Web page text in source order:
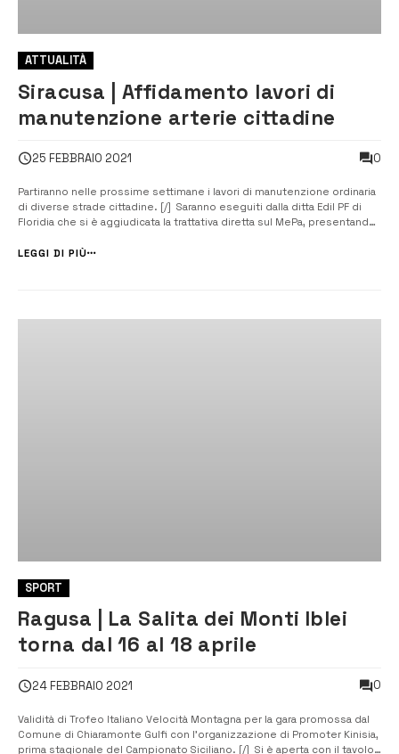
ATTUALITÀ
Siracusa | Affidamento lavori di
manutenzione arterie cittadine
25 FEBBRAIO 2021 0
Partiranno nelle prossime settimane i lavori di manutenzione ordinaria
di diverse strade cittadine. [/] Saranno eseguiti dalla ditta Edil PF di
Floridia che si è aggiudicata la trattativa diretta sul MePa, presentando
più di 55.000 euro. Sull’attività di manutenzione or...
LEGGI DI PIÙ
SPORT
Ragusa | La Salita dei Monti Iblei
torna dal 16 al 18 aprile
24 FEBBRAIO 2021 0
Validità di Trofeo Italiano Velocità Montagna per la gara promossa dal
Comune di Chiaramonte Gulfi con l’organizzazione di Promoter Kinisia,
prima stagionale del Campionato Siciliano. [/] Si è aperta con il tavolo